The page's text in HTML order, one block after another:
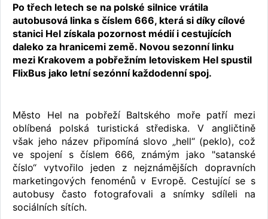
Po třech letech se na polské silnice vrátila
autobusová linka s číslem 666, která si díky cílové
stanici Hel získala pozornost médií i cestujících
daleko za hranicemi země. Novou sezonní linku
mezi Krakovem a pobřežním letoviskem Hel spustil
FlixBus jako letní sezónní každodenní spoj.
Město Hel na pobřeží Baltského moře patří mezi
oblíbená polská turistická střediska. V angličtině
však jeho název připomíná slovo „hell“ (peklo), což
ve spojení s číslem 666, známým jako "satanské
číslo“ vytvořilo jeden z nejznámějších dopravních
marketingových fenoménů v Evropě. Cestující se s
autobusy často fotografovali a snímky sdíleli na
sociálních sítích.